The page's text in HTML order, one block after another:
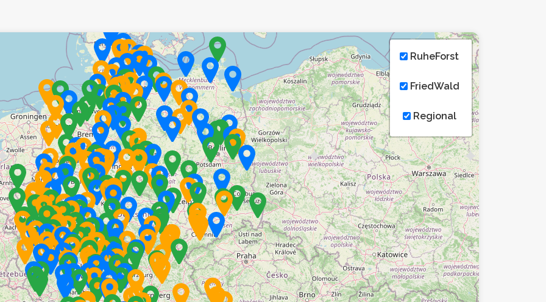
RuheForst
FriedWald
Regional